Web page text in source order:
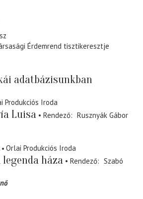
Érdemrend tisztikeresztje
adatbázisunkban
Produkciós Iroda
Luisa Rendező
Rusznyák Gábor
Orlai Produkciós Iroda
legenda háza Rendező
Szabó